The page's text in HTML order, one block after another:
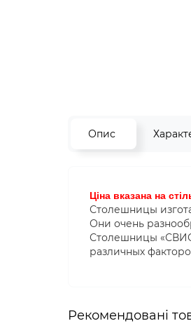
Опис
Ціна вказана на
Столешницы
Они очень
Столешницы
различных
Рекомендовані